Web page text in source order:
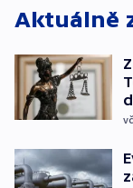
Aktuálně